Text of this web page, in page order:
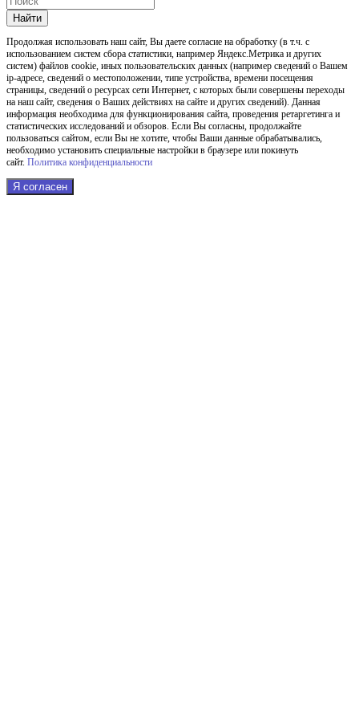
Найти
Продолжая использовать наш cайт, Вы даете согласие на обработку (в т.ч. с
использованием систем сбора статистики, например Яндекс.Метрика и других
систем) файлов cookie, иных пользовательских данных (например сведений о Вашем
ip-адресе, сведений о местоположении, типе устройства, времени посещения
страницы, сведений о ресурсах сети Интернет, с которых были совершены переходы
на наш сайт, сведения о Ваших действиях на сайте и других сведений). Данная
информация необходима для функционирования сайта, проведения ретаргетинга и
статистических исследований и обзоров. Если Вы согласны, продолжайте
пользоваться сайтом, если Вы не хотите, чтобы Ваши данные обрабатывались,
необходимо установить специальные настройки в браузере или покинуть
сайт. Политика конфиденциальности
Я согласен